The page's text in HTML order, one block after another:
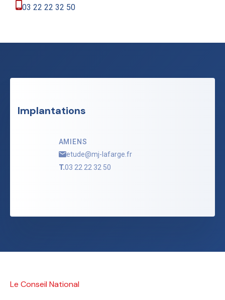
03 22 22 32 50
Implantations
AMIENS
etude@mj-lafarge.fr
T.03 22 22 32 50
Le Conseil National